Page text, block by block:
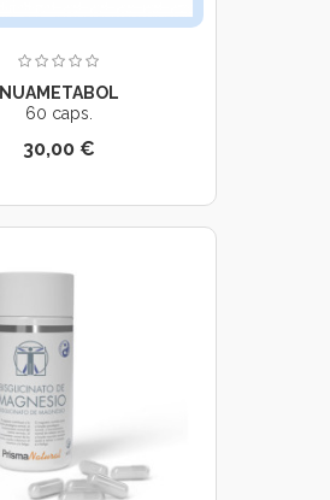
NUAMETABOL
60 caps.
30,00 €